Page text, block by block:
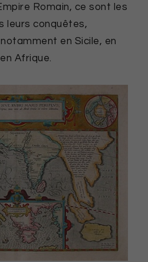
Romain, ce sont les
leurs conquêtes,
en Sicile, en
Afrique.